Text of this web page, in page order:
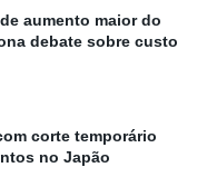
aumento maior do
debate sobre custo
corte temporário
no Japão